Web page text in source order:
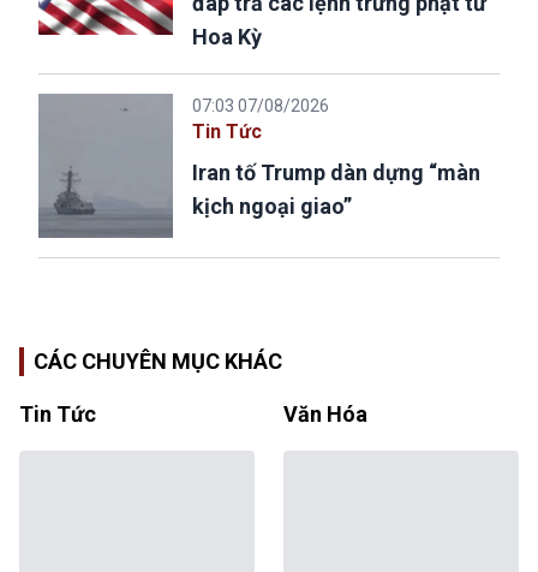
Hoa Kỳ
07:03 07/08/2026
Tin Tức
Iran tố Trump dàn dựng “màn
kịch ngoại giao”
CÁC CHUYÊN MỤC KHÁC
Tin Tức Văn Hóa